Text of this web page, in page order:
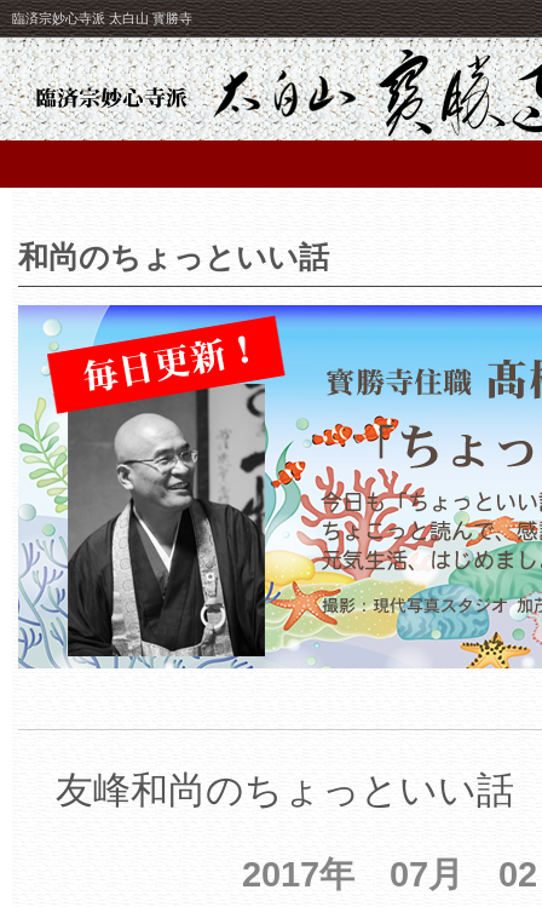
臨済宗妙心寺派 太白山 寳勝寺
和尚のちょっといい話
友峰和尚のちょっといい話
2017年 07月